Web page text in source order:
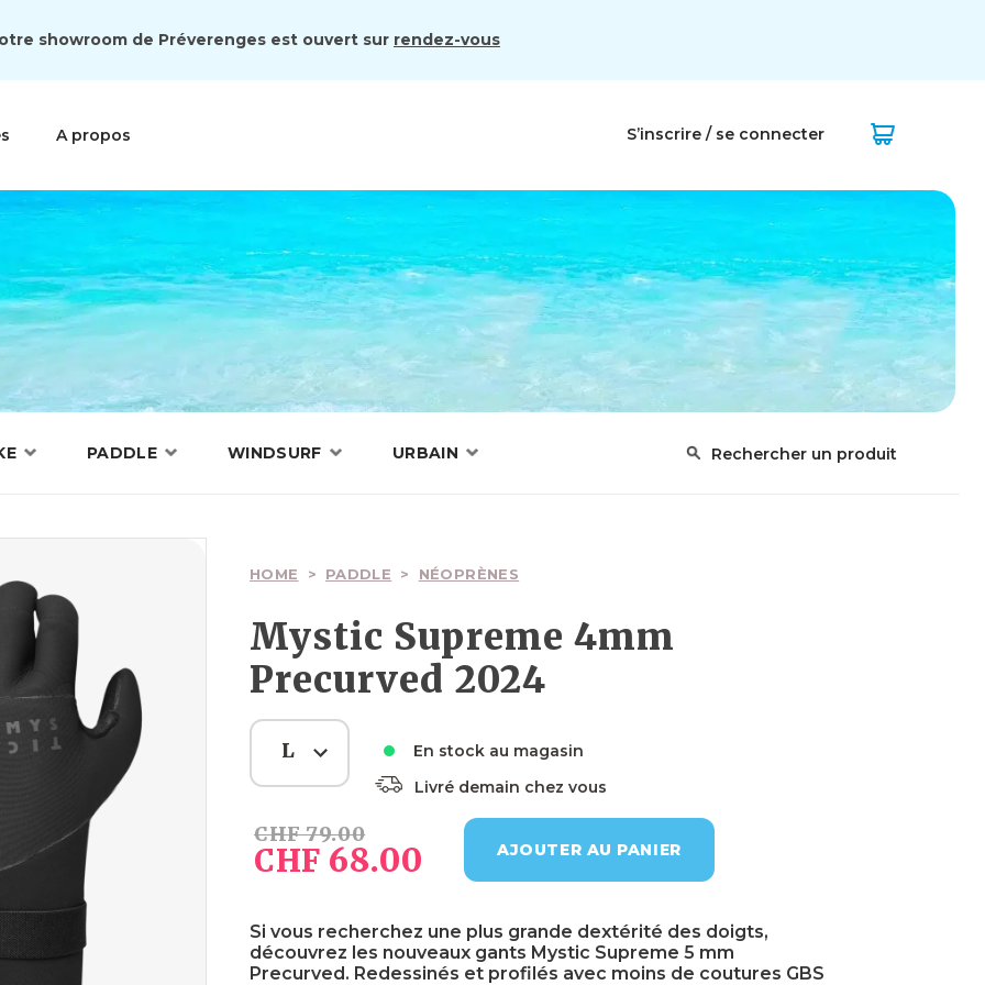
showroom de Préverenges est ouvert sur rendez-vous
A propos S’inscrire / se connecter
PADDLE WINDSURF URBAIN
Boardbags Néoprènes
Sécurité
Boardbags Néoprènes
Textiles
Palonniers Boots
Sécurité
Textiles Sécurité
Boardbags Néoprènes
Sécurité
HOME > PADDLE > NÉOPRÈNES
Mystic Supreme 4mm
Precurved 2024
L
En stock au magasin
Livré demain chez vous
CHF79.00
CHF 68.00 AJOUTER AU PANIER
Si vous recherchez une plus grande dextérité des doigts,
découvrez les nouveaux gants Mystic Supreme 5 mm
Precurved. Redessinés et profilés avec moins de coutures GBS